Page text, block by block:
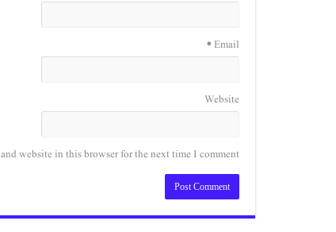
Email
*
Website
website in this browser for the next time I comment.